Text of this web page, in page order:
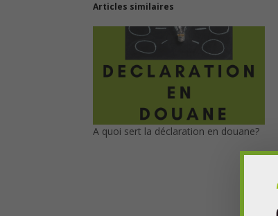
Articles similaires
A quoi sert la déclaration en douane?